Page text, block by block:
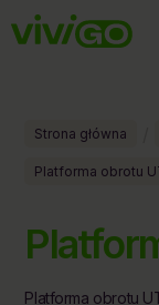
Strona główna
Platforma obrotu
Platforma obrotu